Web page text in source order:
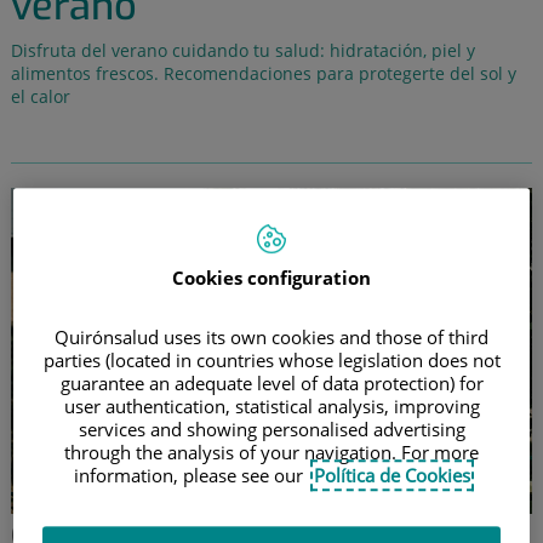
Disfruta del verano cuidando tu salud: hidratación, piel y
alimentos frescos. Recomendaciones para protegerte del sol y
el calor
Cookies configuration
Quirónsalud uses its own cookies and those of third
parties (located in countries whose legislation does not
guarantee an adequate level of data protection) for
user authentication, statistical analysis, improving
services and showing personalised advertising
through the analysis of your navigation. For more
information, please see our Política de Cookies